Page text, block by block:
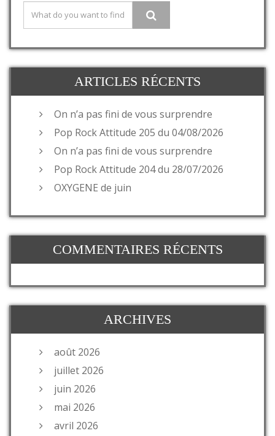
ARTICLES RÉCENTS
On n’a pas fini de vous surprendre
Pop Rock Attitude 205 du 04/08/2026
On n’a pas fini de vous surprendre
Pop Rock Attitude 204 du 28/07/2026
OXYGENE de juin
COMMENTAIRES RÉCENTS
ARCHIVES
août 2026
juillet 2026
juin 2026
mai 2026
avril 2026